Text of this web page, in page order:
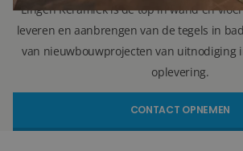
Lingen Keramiek is de top in wand en
leveren en aanbrengen van de tegels in
van nieuwbouwprojecten van uitnodiging
oplevering.
CONTACT OPNEMEN